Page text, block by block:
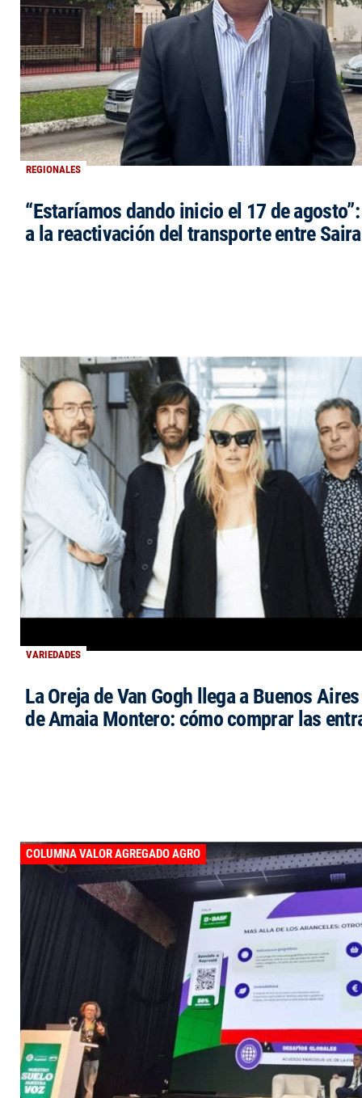
REGIONALES
“Estaríamos dando inicio el 17 de
a la reactivación del transporte entre
VARIEDADES
La Oreja de Van Gogh llega a Buenos
de Amaia Montero: cómo comprar las
COLUMNA VALOR AGREGADO AGRO